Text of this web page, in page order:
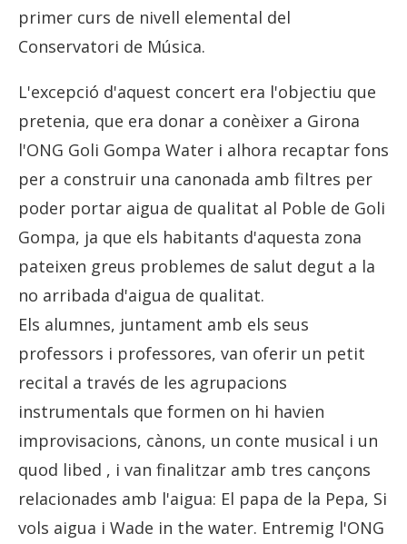
primer curs de nivell elemental del
Conservatori de Música.
L'excepció d'aquest concert era l'objectiu que
pretenia, que era donar a conèixer a Girona
l'ONG Goli Gompa Water i alhora recaptar fons
per a construir una canonada amb filtres per
poder portar aigua de qualitat al Poble de Goli
Gompa, ja que els habitants d'aquesta zona
pateixen greus problemes de salut degut a la
no arribada d'aigua de qualitat.
Els alumnes, juntament amb els seus
professors i professores, van oferir un petit
recital a través de les agrupacions
instrumentals que formen on hi havien
improvisacions, cànons, un conte musical i un
quod libed , i van finalitzar amb tres cançons
relacionades amb l'aigua: El papa de la Pepa, Si
vols aigua i Wade in the water. Entremig l'ONG